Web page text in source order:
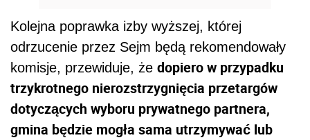
Kolejna poprawka izby wyższej, której
odrzucenie przez Sejm będą rekomendowały
komisje, przewiduje, że dopiero w przypadku
trzykrotnego nierozstrzygnięcia przetargów
dotyczących wyboru prywatnego partnera,
gmina będzie mogła sama utrzymywać lub